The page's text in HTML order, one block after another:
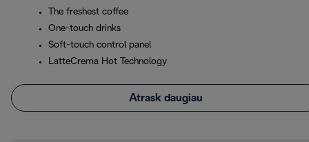
The freshest coffee
One-touch drinks
Soft-touch control panel
LatteCrema Hot Technology
Atrask daugiau